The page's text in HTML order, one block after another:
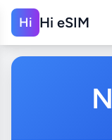
Hi Hi eSIM